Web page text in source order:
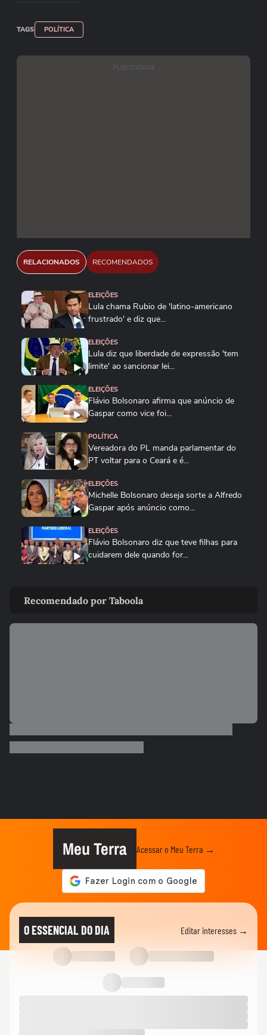
TAGS POLÍTICA
PUBLICIDADE
RELACIONADOS RECOMENDADOS
ELEIÇÕES
Lula chama Rubio de 'latino-americano
frustrado' e diz que...
ELEIÇÕES
Lula diz que liberdade de expressão 'tem
limite' ao sancionar lei...
ELEIÇÕES
Flávio Bolsonaro afirma que anúncio de
Gaspar como vice foi...
POLÍTICA
Vereadora do PL manda parlamentar do
PT voltar para o Ceará e é...
ELEIÇÕES
Michelle Bolsonaro deseja sorte a Alfredo
Gaspar após anúncio como...
ELEIÇÕES
Flávio Bolsonaro diz que teve filhas para
cuidarem dele quando for...
diz Alfredo Gaspar a...
ELEIÇÕES
embaixadora do Brasil nos EUA; saiba...
Zema diz que, se eleito, irá dialogar com
parlamentares, mas que...
Favoritos, indefinição: veja como vai
começar a campanha nos...
Cleitinho volta atrás e pede candidatura ao
governo de MG: ‘Quem...
Recomendado por Taboola
Meu Terra Acessar o Meu Terra →
O ESSENCIAL DO DIA Editar interesses →